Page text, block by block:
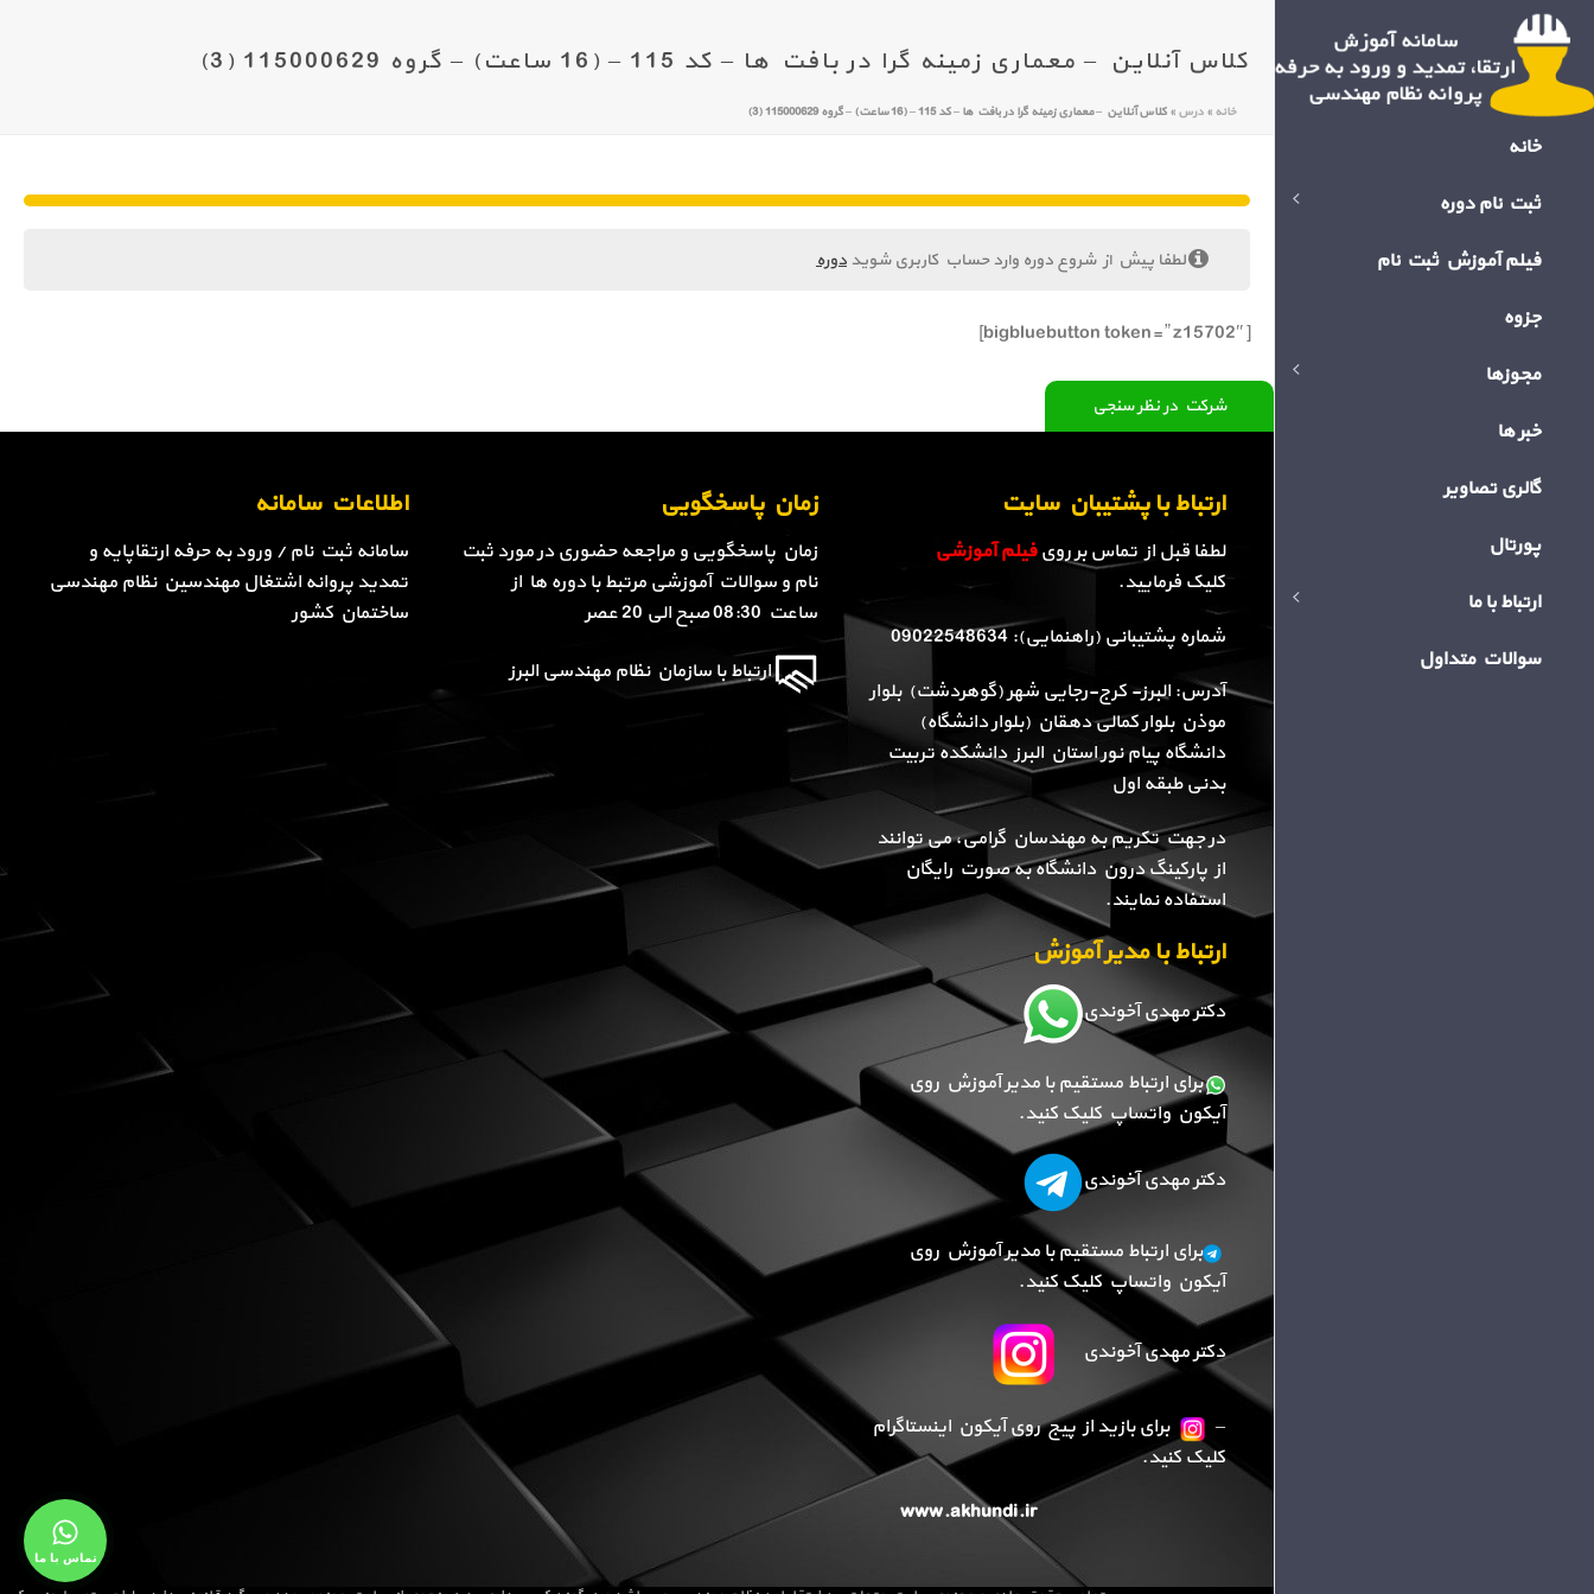
خانه
ثبت نام دوره
فیلم آموزش ثبت نام
جزوه
مجوزها
خبر ها
گالری تصاویر
پورتال
ارتباط با ما
سوالات متداول
کلاس آنلاین – معماری زمینه گرا در بافت ها – کد 115 – (16 ساعت) – گروه 115000629 (3)
خانه » درس » کلاس آنلاین – معماری زمینه گرا در بافت ها – کد 115 – (16 ساعت) – گروه 115000629 (3)
شرکت در نظر سنجی
لطفا پیش از شروع دوره وارد حساب کاربری شویددوره
[bigbluebutton token=” z15702″]
اطلاعات سامانه
سامانه ثبت نام / ورود به حرفه ارتقاپایه و
تمدید پروانه اشتغال مهندسین نظام مهندسی
ساختمان کشور
زمان پاسخگویی
زمان پاسخگویی و مراجعه حضوری در مورد ثبت
نام و سوالات آموزشی مرتبط با دوره ها از
ساعت 08:30 صبح الی 20 عصر
ارتباط با سازمان نظام مهندسی البرز
ارتباط با پشتیبان سایت
لطفا قبل از تماس بر رویفیلم آموزشی
کلیک فرمایید.
شماره پشتیبانی (راهنمایی): 09022548634
آدرس: البرز- کرج-رجایی شهر (گوهردشت) بلوار
موذن بلوار کمالی دهقان (بلوار دانشگاه)
دانشگاه پیام نور استان البرز دانشکده تربیت
بدنی طبقه اول
در جهت تکریم به مهندسان گرامی، می توانند
از پارکینگ درون دانشگاه به صورت رایگان
استفاده نمایند.
ارتباط با مدیر آموزش
دکتر مهدی آخوندی
برای ارتباط مستقیم با مدیر آموزش روی
آیکون واتساپ کلیک کنید.
دکتر مهدی آخوندی
برای ارتباط مستقیم با مدیر آموزش روی
آیکون واتساپ کلیک کنید.
دکتر مهدی آخوندی
–
برای بازید از پیج روی آیکون اینستاگرام
کلیک کنید.
www.akhundi.ir
تماس با ما